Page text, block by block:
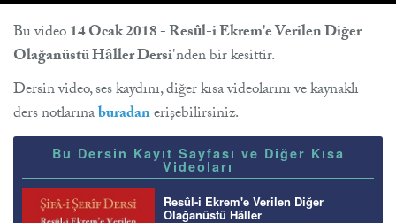
Bu video14 Ocak 2018 - Resûl-i Ekrem'e Verilen Diğer
Olağanüstü Hâller Dersi'nden bir kesittir.
Dersin video, ses kaydını, diğer kısa videolarını ve kaynaklı
ders notlarınaburadanerişebilirsiniz.
Bu Dersin Kayıt Sayfası ve Diğer Kısa
Videoları
Resûl-i Ekrem'e Verilen Diğer
Olağanüstü Hâller